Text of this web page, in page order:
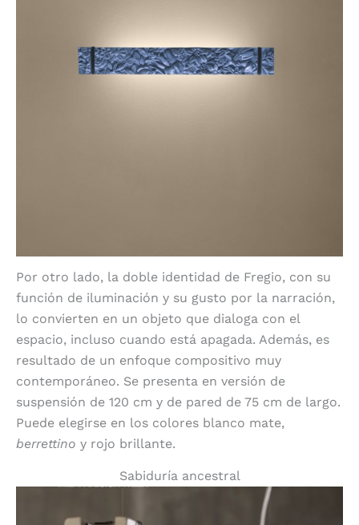
Por otro lado, la doble identidad de Fregio, con su
función de iluminación y su gusto por la narración,
lo convierten en un objeto que dialoga con el
espacio, incluso cuando está apagada. Además, es
resultado de un enfoque compositivo muy
contemporáneo. Se presenta en versión de
suspensión de 120 cm y de pared de 75 cm de largo.
Puede elegirse en los colores blanco mate,
berrettino y rojo brillante.
Sabiduría ancestral